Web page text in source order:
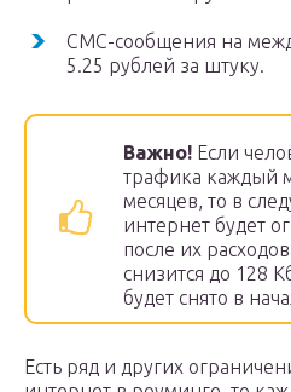
СМС-сообщения на
5.25 рублей за штуку.
Важно! Если
трафика каждый
месяцев, то в
интернет будет
после их
снизится до 128
будет снято в
Есть ряд и других